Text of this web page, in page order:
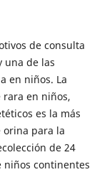
de consulta
una de las
en niños. La
en niños,
es la más
orina para la
de 24
niños continentes